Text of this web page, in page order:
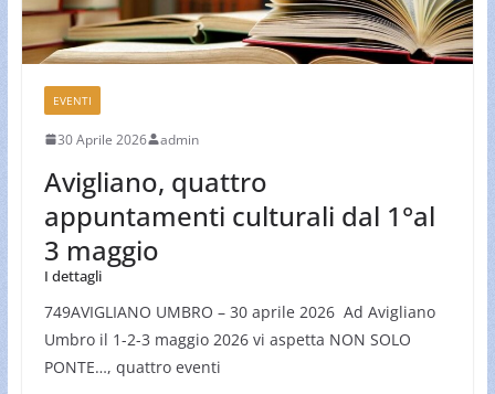
EVENTI
30 Aprile 2026 admin
Avigliano, quattro
appuntamenti culturali dal 1°al
3 maggio
I dettagli
749AVIGLIANO UMBRO – 30 aprile 2026 Ad Avigliano
Umbro il 1-2-3 maggio 2026 vi aspetta NON SOLO
PONTE…, quattro eventi